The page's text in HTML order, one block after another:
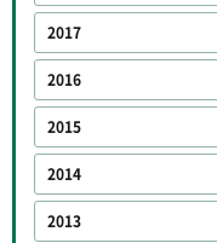
2017
2016
2015
2014
2013